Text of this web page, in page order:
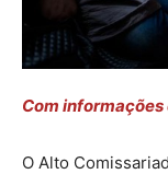
Com informações
O Alto